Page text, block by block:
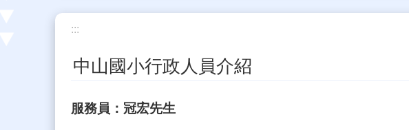
:::
中山國小行政人員介紹
服務員：冠宏先生